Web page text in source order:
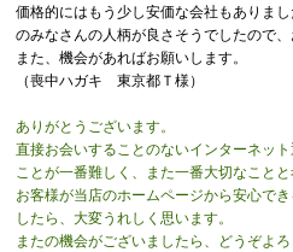
価格的にはもう少し安価な会社もありま
のみなさんの人柄が良さそうでしたので、
また、機会があればお願いします。
（喪中ハガキ 東京都Ｔ様）
ありがとうございます。
直接お会いすることのないインターネッ
ことが一番難しく、また一番大切なことと
お客様が当店のホームページから安心で
したら、大変うれしく思います。
またの機会がございましたら、どうぞよ